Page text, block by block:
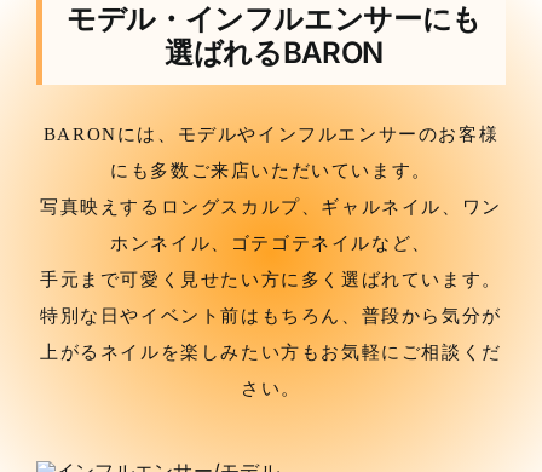
モデル・インフルエンサーにも
選ばれるBARON
BARONには、モデルやインフルエンサーのお客様
にも多数ご来店いただいています。
写真映えするロングスカルプ、ギャルネイル、ワン
ホンネイル、ゴテゴテネイルなど、
手元まで可愛く見せたい方に多く選ばれています。
特別な日やイベント前はもちろん、普段から気分が
上がるネイルを楽しみたい方もお気軽にご相談くだ
さい。